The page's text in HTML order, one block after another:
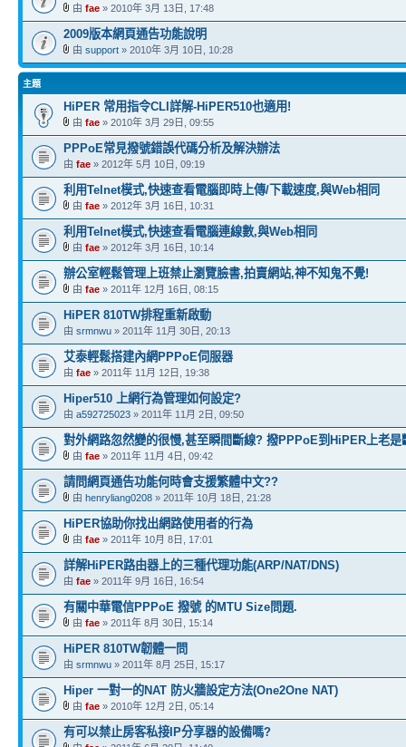
由 fae » 2010年 3月 13日, 17:48
2009版本網頁通告功能說明
由 support » 2010年 3月 10日, 10:28
主題
HiPER 常用指令CLI詳解-HiPER510也適用!
由 fae » 2010年 3月 29日, 09:55
PPPoE常見撥號錯誤代碼分析及解決辦法
由 fae » 2012年 5月 10日, 09:19
利用Telnet模式,快速查看電腦即時上傳/下載速度,與Web相同
由 fae » 2012年 3月 16日, 10:31
利用Telnet模式,快速查看電腦連線數,與Web相同
由 fae » 2012年 3月 16日, 10:14
辦公室輕鬆管理上班禁止瀏覽臉書,拍賣網站,神不知鬼不覺!
由 fae » 2011年 12月 16日, 08:15
HiPER 810TW排程重新啟動
由 srmnwu » 2011年 11月 30日, 20:13
艾泰輕鬆搭建內網PPPoE伺服器
由 fae » 2011年 11月 12日, 19:38
Hiper510 上網行為管理如何設定?
由 a592725023 » 2011年 11月 2日, 09:50
對外網路忽然變的很慢,甚至瞬間斷線? 撥PPPoE到HiPER上老是
由 fae » 2011年 11月 4日, 09:42
請問網頁通告功能何時會支援繁體中文??
由 henryliang0208 » 2011年 10月 18日, 21:28
HiPER協助你找出網路使用者的行為
由 fae » 2011年 10月 8日, 17:01
詳解HiPER路由器上的三種代理功能(ARP/NAT/DNS)
由 fae » 2011年 9月 16日, 16:54
有關中華電信PPPoE 撥號 的MTU Size問題.
由 fae » 2011年 8月 30日, 15:14
HiPER 810TW韌體一問
由 srmnwu » 2011年 8月 25日, 15:17
Hiper 一對一的NAT 防火牆設定方法(One2One NAT)
由 fae » 2010年 12月 2日, 05:14
有可以禁止房客私接IP分享器的設備嗎?